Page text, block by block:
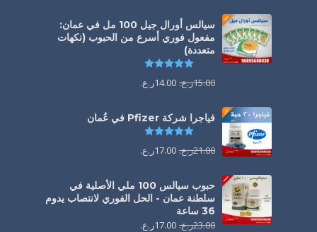
سيالس أورال جيل 100 مل في عمان:
مفعول فوري أسرع من الحبوب (نكهات
متعددة)
15.00ر.ع. 14.00ر.ع.
فياجرا شركة Pfizer في عُمان
21.00ر.ع. 17.00ر.ع.
حبوب سيالس 100 ملي الأصلية في
سلطنة عمان - الحل الفوري لانتصاب يدوم
36 ساعة
23.00ر.ع. 17.00ر.ع.